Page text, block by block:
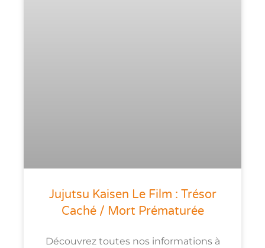
Jujutsu Kaisen Le Film : Trésor
Caché / Mort Prématurée
Découvrez toutes nos informations à